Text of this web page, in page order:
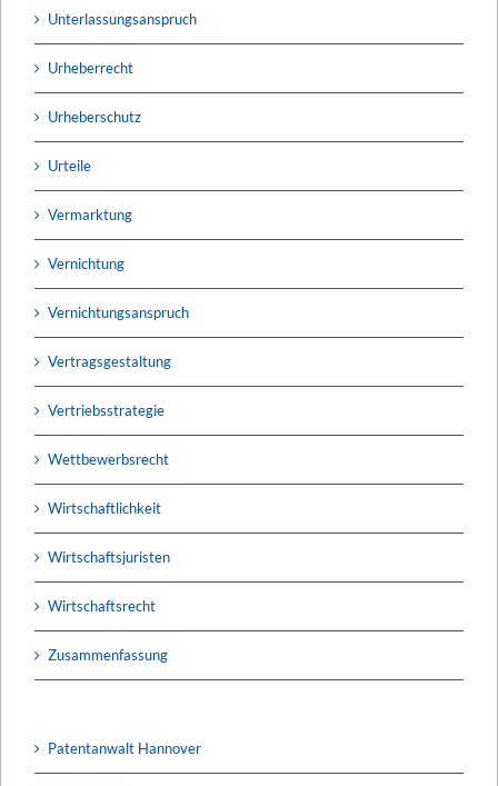
Unterlassungsanspruch
Urheberrecht
Urheberschutz
Urteile
Vermarktung
Vernichtung
Vernichtungsanspruch
Vertragsgestaltung
Vertriebsstrategie
Wettbewerbsrecht
Wirtschaftlichkeit
Wirtschaftsjuristen
Wirtschaftsrecht
Zusammenfassung
Patentanwalt Hannover